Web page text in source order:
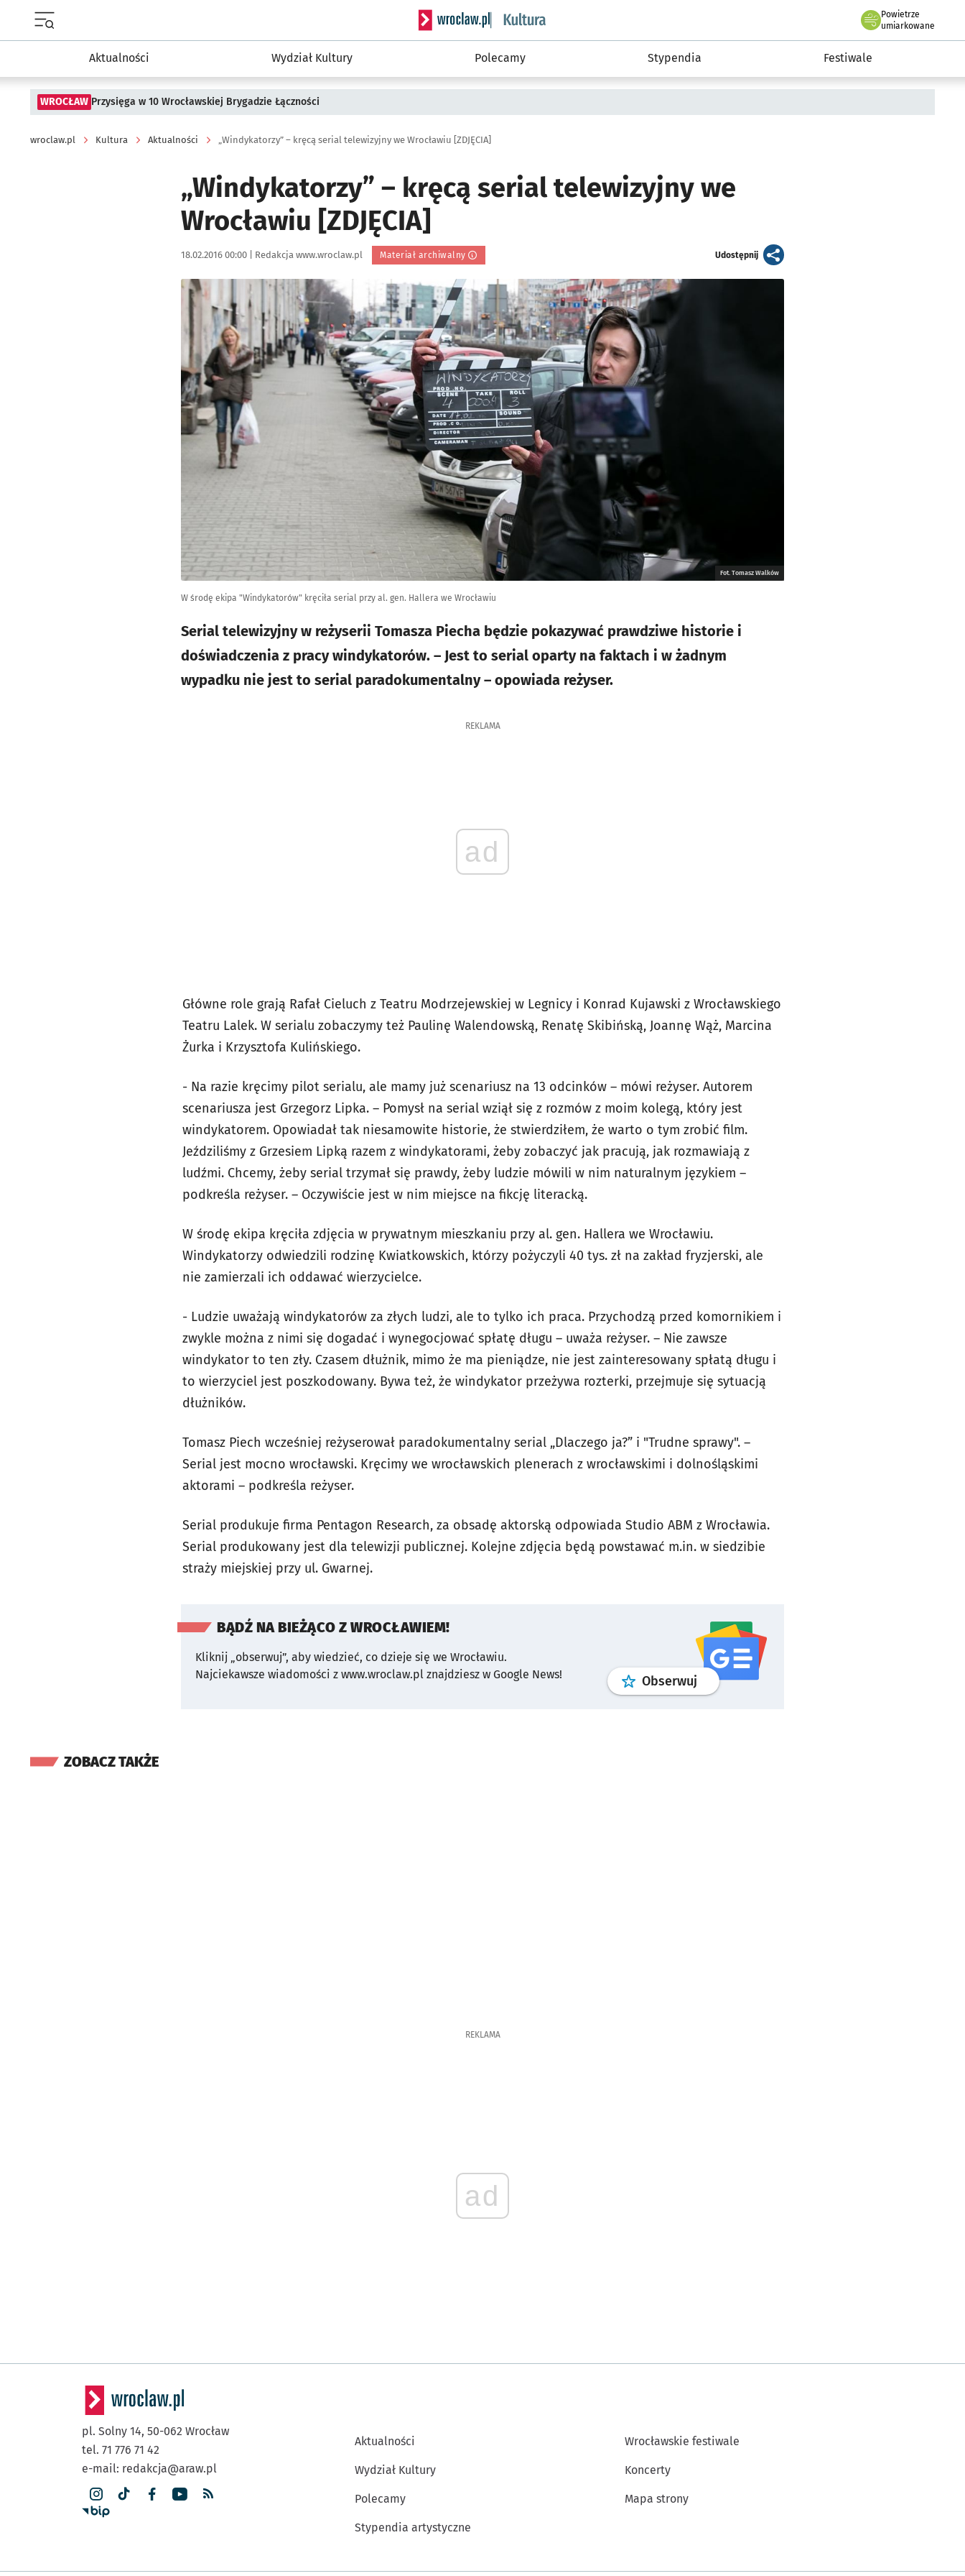
Serwis informacyjny wroclaw.pl podserwis: Kultura
Powietrze
we Wrocławiu
umiarkowane
Aktualności Wydział Kultury Polecamy Stypendia Festiwale
WROCŁAW Przysięga w 10 Wrocławskiej Brygadzie Łączności
wroclaw.pl Kultura Aktualności „Windykatorzy” – kręcą serial telewizyjny we Wrocławiu [ZDJĘCIA]
„Windykatorzy” – kręcą serial telewizyjny we
Wrocławiu [ZDJĘCIA]
Data publikacji:
18.02.2016 00:00 | Autor:
Redakcja www.wroclaw.pl Materiał archiwalny Udostępnijartykuł
Kliknij, aby powiększyć
Fot. Tomasz Walków
W środę ekipa "Windykatorów" kręciła serial przy al. gen. Hallera we Wrocławiu
Serial telewizyjny w reżyserii Tomasza Piecha będzie pokazywać prawdziwe historie i
doświadczenia z pracy windykatorów. – Jest to serial oparty na faktach i w żadnym
wypadku nie jest to serial paradokumentalny – opowiada reżyser.
REKLAMA
ad
Główne role grają Rafał Cieluch z Teatru Modrzejewskiej w Legnicy i Konrad Kujawski z Wrocławskiego
Teatru Lalek. W serialu zobaczymy też Paulinę Walendowską, Renatę Skibińską, Joannę Wąż, Marcina
Żurka i Krzysztofa Kulińskiego.
- Na razie kręcimy pilot serialu, ale mamy już scenariusz na 13 odcinków – mówi reżyser. Autorem
scenariusza jest Grzegorz Lipka. – Pomysł na serial wziął się z rozmów z moim kolegą, który jest
windykatorem. Opowiadał tak niesamowite historie, że stwierdziłem, że warto o tym zrobić film.
Jeździliśmy z Grzesiem Lipką razem z windykatorami, żeby zobaczyć jak pracują, jak rozmawiają z
ludźmi. Chcemy, żeby serial trzymał się prawdy, żeby ludzie mówili w nim naturalnym językiem –
podkreśla reżyser. – Oczywiście jest w nim miejsce na fikcję literacką.
W środę ekipa kręciła zdjęcia w prywatnym mieszkaniu przy al. gen. Hallera we Wrocławiu.
Windykatorzy odwiedzili rodzinę Kwiatkowskich, którzy pożyczyli 40 tys. zł na zakład fryzjerski, ale
nie zamierzali ich oddawać wierzycielce.
- Ludzie uważają windykatorów za złych ludzi, ale to tylko ich praca. Przychodzą przed komornikiem i
zwykle można z nimi się dogadać i wynegocjować spłatę długu – uważa reżyser. – Nie zawsze
windykator to ten zły. Czasem dłużnik, mimo że ma pieniądze, nie jest zainteresowany spłatą długu i
to wierzyciel jest poszkodowany. Bywa też, że windykator przeżywa rozterki, przejmuje się sytuacją
dłużników.
Tomasz Piech wcześniej reżyserował paradokumentalny serial „Dlaczego ja?” i "Trudne sprawy". –
Serial jest mocno wrocławski. Kręcimy we wrocławskich plenerach z wrocławskimi i dolnośląskimi
aktorami – podkreśla reżyser.
Serial produkuje firma Pentagon Research, za obsadę aktorską odpowiada Studio ABM z Wrocławia.
Serial produkowany jest dla telewizji publicznej. Kolejne zdjęcia będą powstawać m.in. w siedzibie
straży miejskiej przy ul. Gwarnej.
BĄDŹ NA BIEŻĄCO Z WROCŁAWIEM!
Kliknij „obserwuj”, aby wiedzieć, co dzieje się we Wrocławiu.
Najciekawsze wiadomości z www.wroclaw.pl znajdziesz w Google News!
Obserwuj profilgoogle news
ZOBACZ TAKŻE
REKLAMA
ad
pl. Solny 14, 50-062 Wrocław
tel. 71 776 71 42
e-mail: redakcja@araw.pl
Aktualności
Wydział Kultury
Polecamy
Stypendia artystyczne
Wrocławskie festiwale
Koncerty
Mapa strony